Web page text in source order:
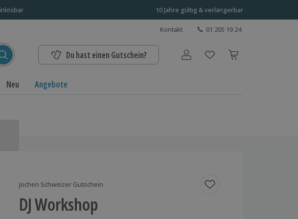
10 Jahre gültig & verlängerbar
Kontakt 01 205 19 24
Du hast einen Gutschein? Benutzerkonto
Neu Angebote
Jochen Schweizer Gutschein
DJ Workshop